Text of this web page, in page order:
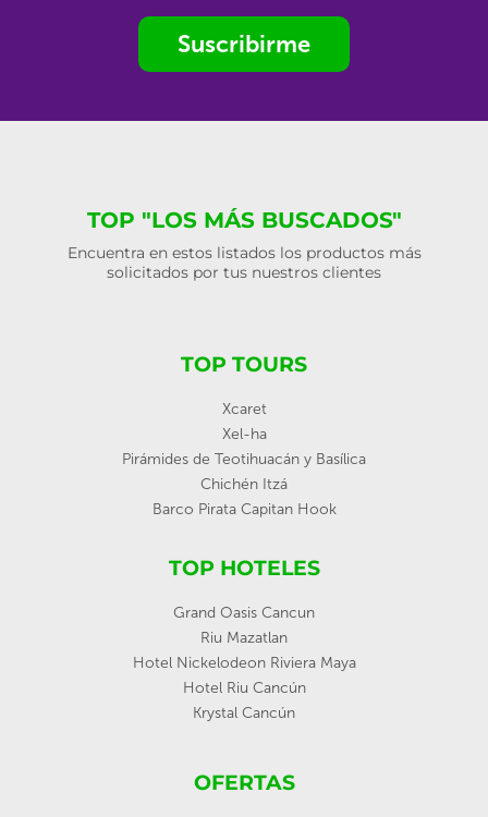
Suscribirme
TOP "LOS MÁS BUSCADOS"
Encuentra en estos listados los productos más
solicitados por tus nuestros clientes
TOP TOURS
Xcaret
Xel-ha
Pirámides de Teotihuacán y Basílica
Chichén Itzá
Barco Pirata Capitan Hook
TOP HOTELES
Grand Oasis Cancun
Riu Mazatlan
Hotel Nickelodeon Riviera Maya
Hotel Riu Cancún
Krystal Cancún
OFERTAS